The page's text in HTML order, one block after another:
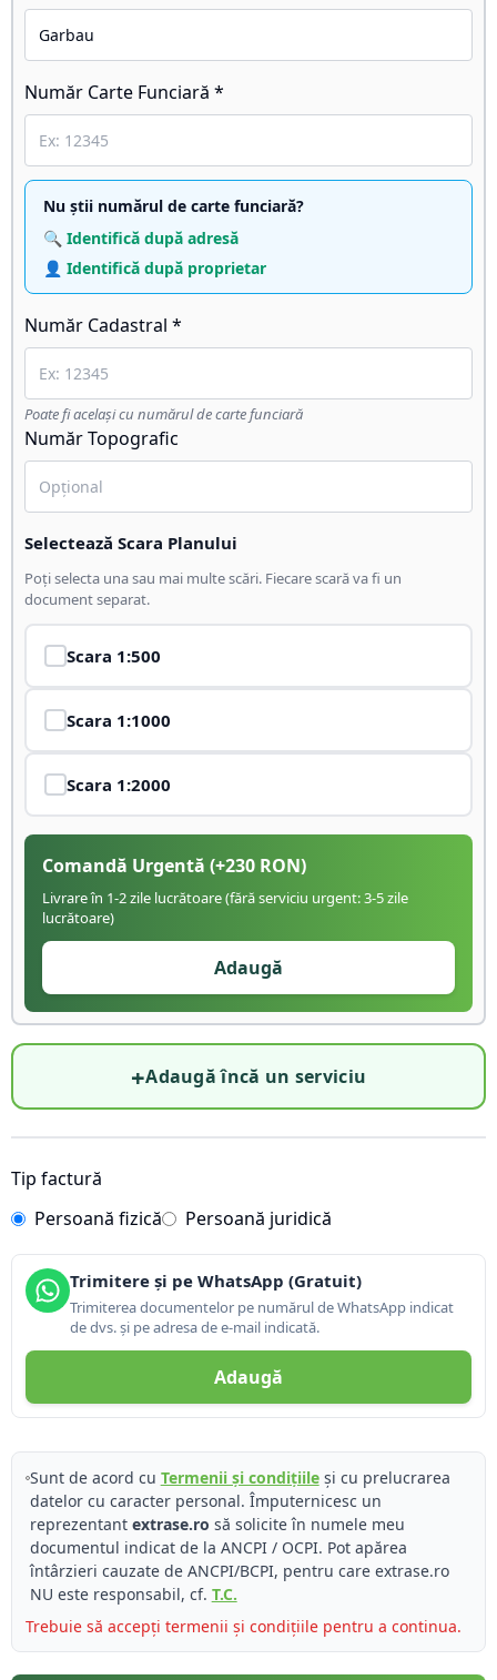
Număr Carte Funciară *
Nu știi numărul de carte funciară?
🔍 Identifică după adresă
👤 Identifică după proprietar
Număr Cadastral *
Poate fi același cu numărul de carte funciară
Număr Topografic
Selectează Scara Planului
Poți selecta una sau mai multe scări. Fiecare scară va fi un
document separat.
Scara 1:500
Scara 1:1000
Scara 1:2000
Comandă Urgentă (+230 RON)
Livrare în 1-2 zile lucrătoare (fără serviciu urgent: 3-5 zile
lucrătoare)
Adaugă
+Adaugă încă un serviciu
Tip factură
Persoană fizică
Persoană juridică
Trimitere și pe WhatsApp (Gratuit)
Trimiterea documentelor pe numărul de WhatsApp indicat
de dvs. și pe adresa de e-mail indicată.
Adaugă
Sunt de acord cu Termenii și condițiileși cu prelucrarea
datelor cu caracter personal. Împuternicesc un
reprezentant extrase.ro să solicite în numele meu
documentul indicat de la ANCPI / OCPI. Pot apărea
întârzieri cauzate de ANCPI/BCPI, pentru care extrase.ro
NU este responsabil, cf. T.C.
Trebuie să accepți termenii și condițiile pentru a continua.